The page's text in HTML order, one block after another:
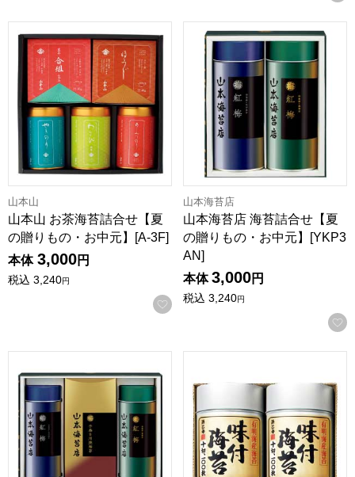
山本山 お茶海苔詰合せ【夏の贈りもの・お中元】[A-3F]
山本山
山本山 お茶海苔詰合せ【夏
の贈りもの・お中元】[A-3F]
本体 3,000円
税込 3,240円
お気に入りに登録する
山本海苔店 海苔詰合せ【夏
山本海苔店
山本海苔店 海苔詰合せ【夏
の贈りもの・お中元】[YKP3
AN]
本体 3,000円
税込 3,240円